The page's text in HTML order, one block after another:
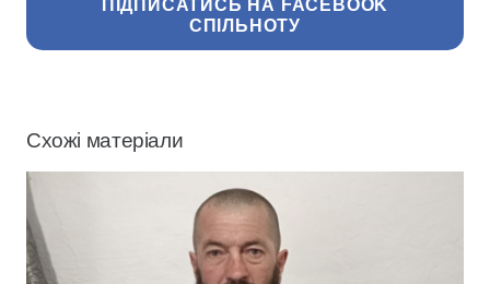
ПІДПИСАТИСЬ НА FACEBOOK
СПІЛЬНОТУ
Схожі матеріали